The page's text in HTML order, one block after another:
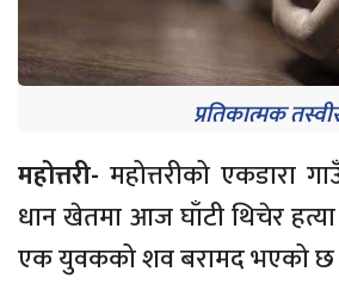
प्रतिकात्मक
महोत्तरी- महोत्तरीको एकडारा
धान खेतमा आज घाँटी थिचेर
एक युवकको शव बरामद भएको छ